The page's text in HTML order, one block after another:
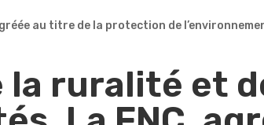
au titre de la protection de
la ruralité et